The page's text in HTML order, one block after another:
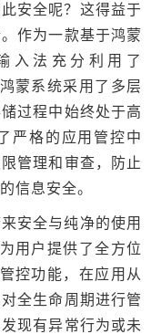
安全呢？这得益于
作为一款基于鸿蒙
入法充分利用了
蒙系统采用了多层
过程中始终处于高
严格的应用管控中
管理和审查，防止
信息安全。
安全与纯净的使用
用户提供了全方位
控功能，在应用从
全生命周期进行管
现有异常行为或未